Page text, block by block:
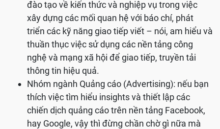
đào tạo về kiến thức và nghiệp vụ trong việc
xây dựng các mối quan hệ với báo chí, phát
triển các kỹ năng giao tiếp viết – nói, am hiểu và
thuần thục việc sử dụng các nền tảng công
nghệ và mạng xã hội để giao tiếp, truyền tải
thông tin hiệu quả.
Nhóm ngành Quảng cáo (Advertising): nếu bạn
thích việc tìm hiểu insights và thiết lập các
chiến dịch quảng cáo trên nền tảng Facebook,
hay Google, vậy thì đừng chần chờ gì nữa mà